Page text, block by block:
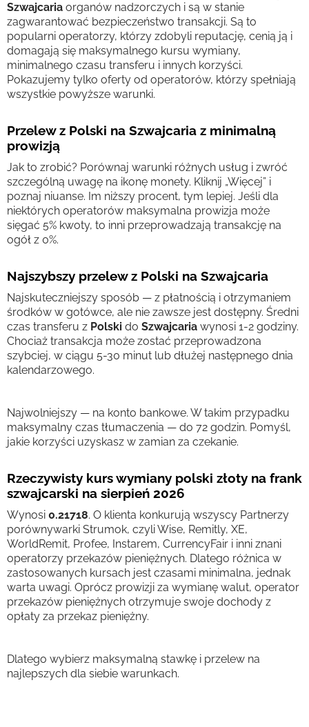
Szwajcaria organów nadzorczych i są w stanie
zagwarantować bezpieczeństwo transakcji. Są to
popularni operatorzy, którzy zdobyli reputację, cenią ją i
domagają się maksymalnego kursu wymiany,
minimalnego czasu transferu i innych korzyści.
Pokazujemy tylko oferty od operatorów, którzy spełniają
wszystkie powyższe warunki.
Przelew z Polski na Szwajcaria z minimalną
prowizją
Jak to zrobić? Porównaj warunki różnych usług i zwróć
szczególną uwagę na ikonę monety. Kliknij „Więcej” i
poznaj niuanse. Im niższy procent, tym lepiej. Jeśli dla
niektórych operatorów maksymalna prowizja może
sięgać 5% kwoty, to inni przeprowadzają transakcję na
ogół z 0%.
Najszybszy przelew z Polski na Szwajcaria
Najskuteczniejszy sposób — z płatnością i otrzymaniem
środków w gotówce, ale nie zawsze jest dostępny. Średni
czas transferu z Polski do Szwajcaria wynosi 1-2 godziny.
Chociaż transakcja może zostać przeprowadzona
szybciej, w ciągu 5-30 minut lub dłużej następnego dnia
kalendarzowego.
Najwolniejszy — na konto bankowe. W takim przypadku
maksymalny czas tłumaczenia — do 72 godzin. Pomyśl,
jakie korzyści uzyskasz w zamian za czekanie.
Rzeczywisty kurs wymiany polski złoty na frank
szwajcarski na sierpień 2026
Wynosi 0.21718. O klienta konkurują wszyscy Partnerzy
porównywarki Strumok, czyli Wise, Remitly, XE,
WorldRemit, Profee, Instarem, CurrencyFair i inni znani
operatorzy przekazów pieniężnych. Dlatego różnica w
zastosowanych kursach jest czasami minimalna, jednak
warta uwagi. Oprócz prowizji za wymianę walut, operator
przekazów pieniężnych otrzymuje swoje dochody z
opłaty za przekaz pieniężny.
Dlatego wybierz maksymalną stawkę i przelew na
najlepszych dla siebie warunkach.